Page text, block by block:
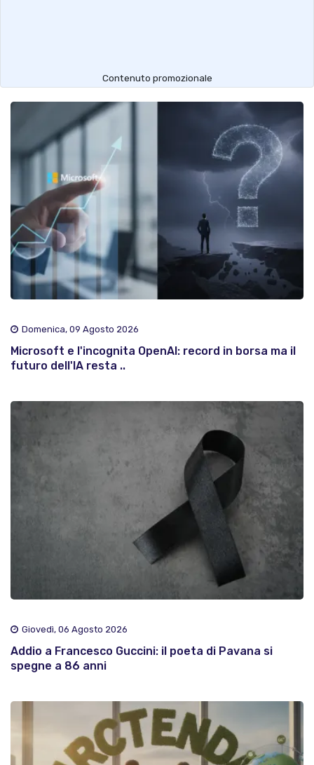
Contenuto promozionale
Domenica, 09 Agosto 2026
Microsoft e l'incognita OpenAI: record in borsa ma il
futuro dell'IA resta ..
Giovedì, 06 Agosto 2026
Addio a Francesco Guccini: il poeta di Pavana si
spegne a 86 anni